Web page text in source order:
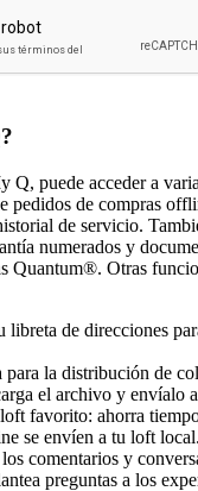
Q, puede acceder a
pedidos de compras
de servicio.
numerados y
Quantum®. Otras
libreta de direcciones
para la distribución de
el archivo y envíalo
favorito: ahorra
se envíen a tu loft local.
comentarios y
preguntas a los